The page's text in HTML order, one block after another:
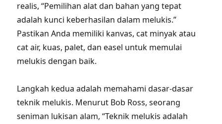
realis, “Pemilihan alat dan bahan yang tepat
adalah kunci keberhasilan dalam melukis.”
Pastikan Anda memiliki kanvas, cat minyak atau
cat air, kuas, palet, dan easel untuk memulai
melukis dengan baik.
Langkah kedua adalah memahami dasar-dasar
teknik melukis. Menurut Bob Ross, seorang
seniman lukisan alam, “Teknik melukis adalah